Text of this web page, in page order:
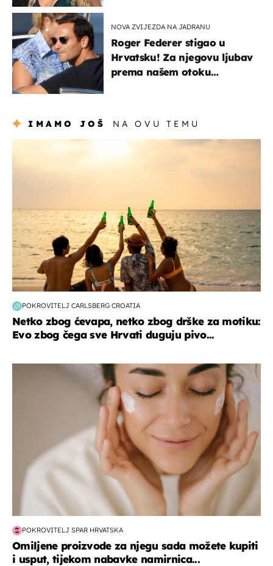
NOVA ZVIJEZDA NA JADRANU
Roger Federer stigao u
Hrvatsku! Za njegovu ljubav
prema našem otoku
IMAMO JOŠ NA OVU TEMU
POKROVITELJ CARLSBERG CROATIA
Netko zbog ćevapa, netko zbog drške za motiku:
Evo zbog čega sve Hrvati duguju pivo...
moda & ljepota
POKROVITELJ SPAR HRVATSKA
Omiljene proizvode za njegu sada možete kupiti
i usput, tijekom nabavke namirnica...